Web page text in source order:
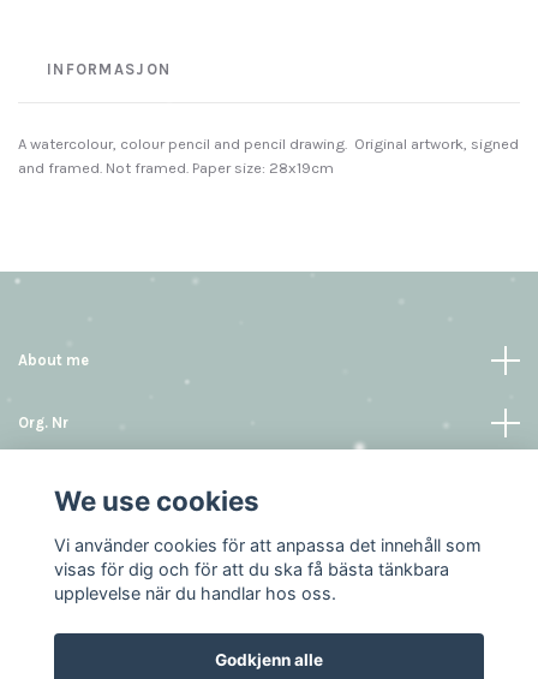
INFORMASJON
A watercolour, colour pencil and pencil drawing. Original artwork, signed
and framed. Not framed. Paper size: 28x19cm
About me
Org. Nr
Sosiale medier
We use cookies
Vi använder cookies för att anpassa det innehåll som
visas för dig och för att du ska få bästa tänkbara
upplevelse när du handlar hos oss.
Godkjenn alle